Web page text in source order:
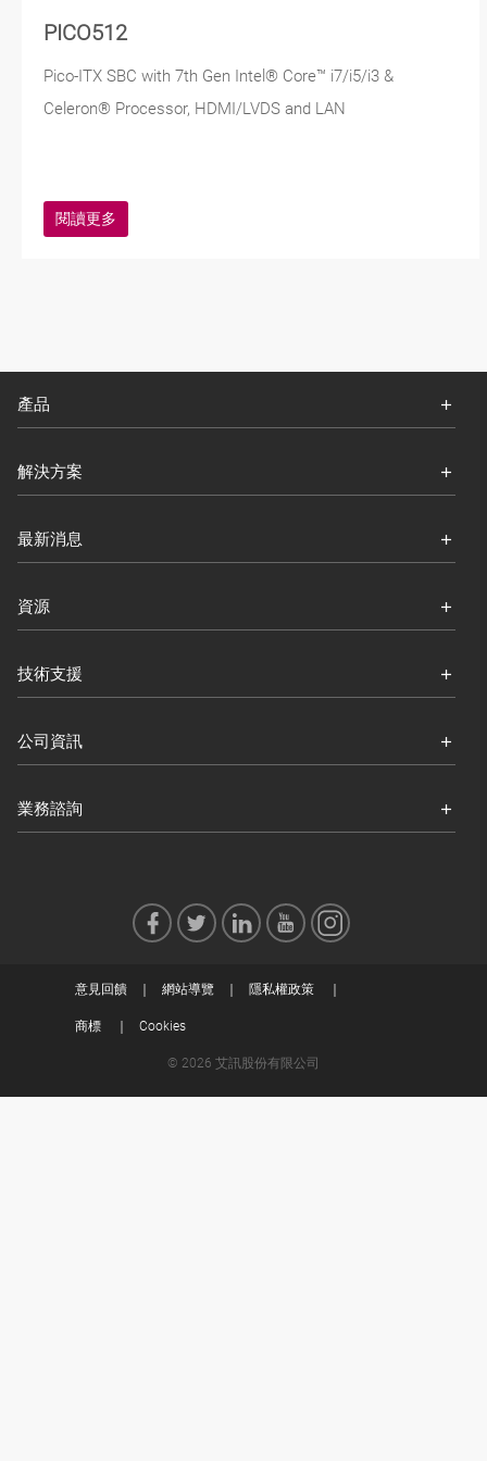
PICO512
Pico-ITX SBC with 7th Gen Intel® Core™ i7/i5/i3 &
Celeron® Processor, HDMI/LVDS and LAN
閱讀更多
產品
解決方案
最新消息
資源
技術支援
公司資訊
業務諮詢
意見回饋 網站導覽 隱私權政策
商標 Cookies
© 2026 艾訊股份有限公司